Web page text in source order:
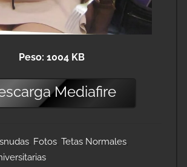
Peso: 1004 KB
Mediafire
, Fotos, Tetas Normales,